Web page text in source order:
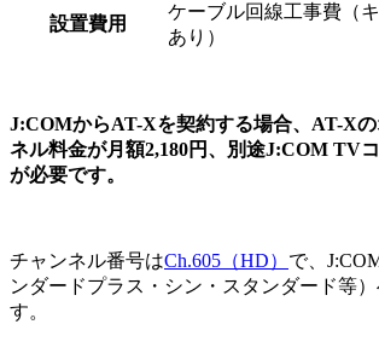
設置費用
ケーブル回線工事費（
あり）
J:COMからAT-Xを契約する場合、AT-X
ネル料金が月額2,180円、別途J:COM TV
が必要です。
チャンネル番号はCh.605（HD） で、
ンダードプラス・シン・スタンダード等
す。